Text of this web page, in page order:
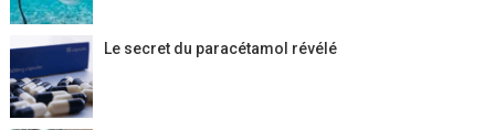
Le secret du paracétamol révélé